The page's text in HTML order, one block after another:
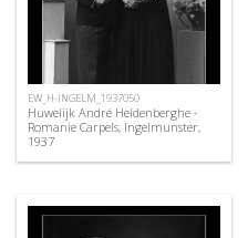
EW_H-INGELM_1937050
Huwelijk André Heldenberghe -
Romanie Carpels, Ingelmunster,
1937